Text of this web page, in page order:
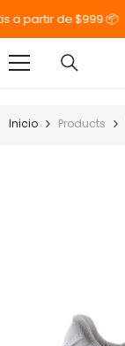
a partir de $999 📦
Inicio Products